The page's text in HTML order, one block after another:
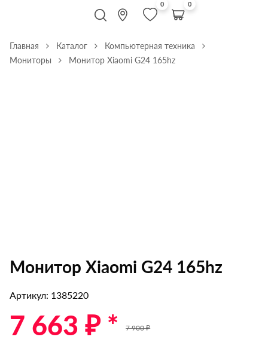
0 0
Главная Каталог
Компьютерная техника
Мониторы
Монитор Xiaomi G24 165hz
Монитор Xiaomi G24 165hz
Артикул: 1385220
7 663 ₽ * 7 900 ₽